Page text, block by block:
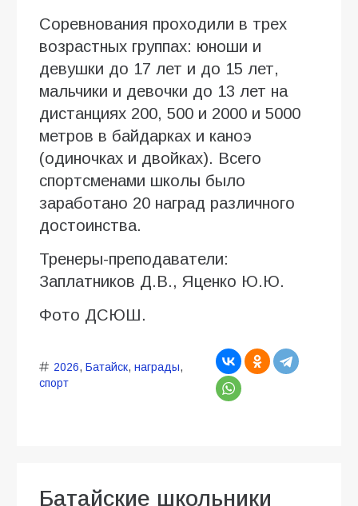
Соревнования проходили в трех
возрастных группах: юноши и
девушки до 17 лет и до 15 лет,
мальчики и девочки до 13 лет на
дистанциях 200, 500 и 2000 и 5000
метров в байдарках и каноэ
(одиночках и двойках). Всего
спортсменами школы было
заработано 20 наград различного
достоинства.
Тренеры-преподаватели:
Заплатников Д.В., Яценко Ю.Ю.
Фото ДСЮШ.
2026, Батайск, награды,
спорт
Батайские школьники